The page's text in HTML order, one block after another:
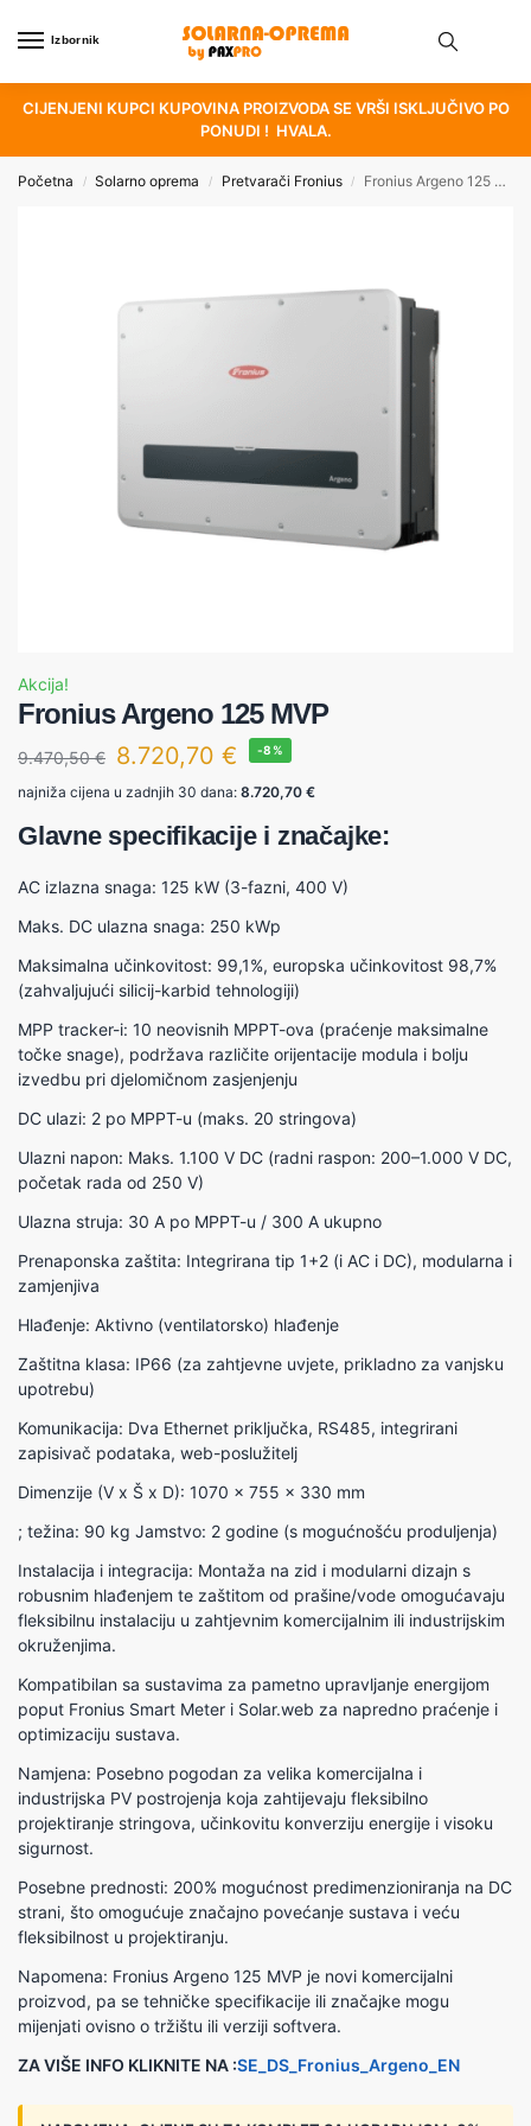
Izbornik
CIJENJENI KUPCI KUPOVINA PROIZVODA SE VRŠI ISKLJUČIVO PO
PONUDI ! HVALA.
Početna / Solarno oprema / Pretvarači Fronius / Fronius Argeno 125 MVP
Akcija!
Fronius Argeno 125 MVP
9.470,50€ 8.720,70 € -8%
najniža cijena u zadnjih 30 dana: 8.720,70 €
Glavne specifikacije i značajke:
AC izlazna snaga: 125 kW (3-fazni, 400 V)
Maks. DC ulazna snaga: 250 kWp
Maksimalna učinkovitost: 99,1%, europska učinkovitost 98,7%
(zahvaljujući silicij-karbid tehnologiji)
MPP tracker-i: 10 neovisnih MPPT-ova (praćenje maksimalne
točke snage), podržava različite orijentacije modula i bolju
izvedbu pri djelomičnom zasjenjenju
DC ulazi: 2 po MPPT-u (maks. 20 stringova)
Ulazni napon: Maks. 1.100 V DC (radni raspon: 200–1.000 V DC,
početak rada od 250 V)
Ulazna struja: 30 A po MPPT-u / 300 A ukupno
Prenaponska zaštita: Integrirana tip 1+2 (i AC i DC), modularna i
zamjenjiva
Hlađenje: Aktivno (ventilatorsko) hlađenje
Zaštitna klasa: IP66 (za zahtjevne uvjete, prikladno za vanjsku
upotrebu)
Komunikacija: Dva Ethernet priključka, RS485, integrirani
zapisivač podataka, web-poslužitelj
Dimenzije (V x Š x D): 1070 x 755 x 330 mm
; težina: 90 kg Jamstvo: 2 godine (s mogućnošću produljenja)
Instalacija i integracija: Montaža na zid i modularni dizajn s
robusnim hlađenjem te zaštitom od prašine/vode omogućavaju
fleksibilnu instalaciju u zahtjevnim komercijalnim ili industrijskim
okruženjima.
Kompatibilan sa sustavima za pametno upravljanje energijom
poput Fronius Smart Meter i Solar.web za napredno praćenje i
optimizaciju sustava.
Namjena: Posebno pogodan za velika komercijalna i
industrijska PV postrojenja koja zahtijevaju fleksibilno
projektiranje stringova, učinkovitu konverziju energije i visoku
sigurnost.
Posebne prednosti: 200% mogućnost predimenzioniranja na DC
strani, što omogućuje značajno povećanje sustava i veću
fleksibilnost u projektiranju.
Napomena: Fronius Argeno 125 MVP je novi komercijalni
proizvod, pa se tehničke specifikacije ili značajke mogu
mijenjati ovisno o tržištu ili verziji softvera.
ZA VIŠE INFO KLIKNITE NA :SE_DS_Fronius_Argeno_EN